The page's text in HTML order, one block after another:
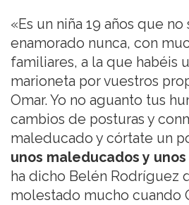
«Es un niña 19 años que no
enamorado nunca, con
familiares, a la que habéis
marioneta por vuestros
Omar. Yo no aguanto tus
cambios de posturas y
maleducado y córtate un
unos maleducados y
ha dicho Belén Rodríguez
molestado mucho cuando